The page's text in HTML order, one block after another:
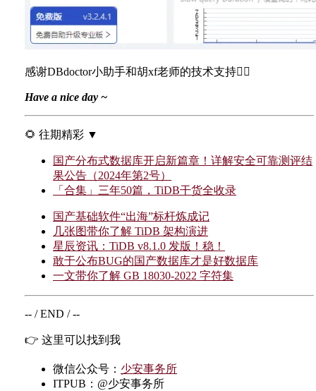
感谢DBdoctor小助手和胡xf老师的技术支持👍🏻
Have a nice day ~
🌻 往期精彩 ▼
国产分布式数据库开启新篇章！详解安全可靠测评结
果公告（2024年第2号）
「合集」三年50篇，TiDB干货全收录
国产基础软件“出海”标杆炼成记
几张图带你了解 TiDB 架构演进
星辰资讯：TiDB v8.1.0 发版！稳！
敢于公布BUG的国产数据库才是好数据库
一文带你了解 GB 18030-2022 字符集
-- / END / --
👉 这里可以找到我
微信公众号： 少安事务所
ITPUB：@少安事务所